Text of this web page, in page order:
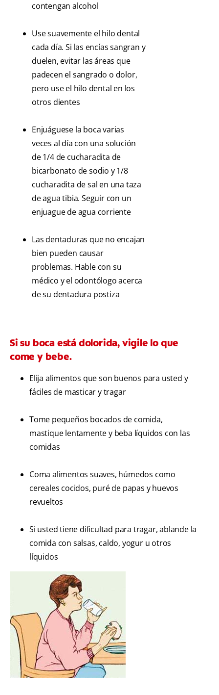
contengan alcohol
Use suavemente el hilo dental
cada día. Si las encías sangran y
duelen, evitar las áreas que
padecen el sangrado o dolor,
pero use el hilo dental en los
otros dientes
Enjuáguese la boca varias
veces al día con una solución
de 1/4 de cucharadita de
bicarbonato de sodio y 1/8
cucharadita de sal en una taza
de agua tibia. Seguir con un
enjuague de agua corriente
Las dentaduras que no encajan
bien pueden causar
problemas. Hable con su
médico y el odontólogo acerca
de su dentadura postiza
Si su boca está dolorida, vigile lo que
come y bebe.
Elija alimentos que son buenos para usted y
fáciles de masticar y tragar
Tome pequeños bocados de comida,
mastique lentamente y beba líquidos con las
comidas
Coma alimentos suaves, húmedos como
cereales cocidos, puré de papas y huevos
revueltos
Si usted tiene dificultad para tragar, ablande la
comida con salsas, caldo, yogur u otros
líquidos